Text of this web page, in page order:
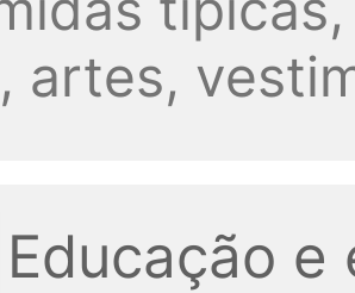
artes,
Educação